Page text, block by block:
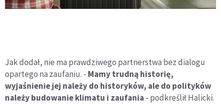
Jak dodał, nie ma prawdziwego partnerstwa bez dialogu
opartego na zaufaniu. - Mamy trudną historię,
wyjaśnienie jej należy do historyków, ale do polityków
należy budowanie klimatu i zaufania - podkreślił Halicki.